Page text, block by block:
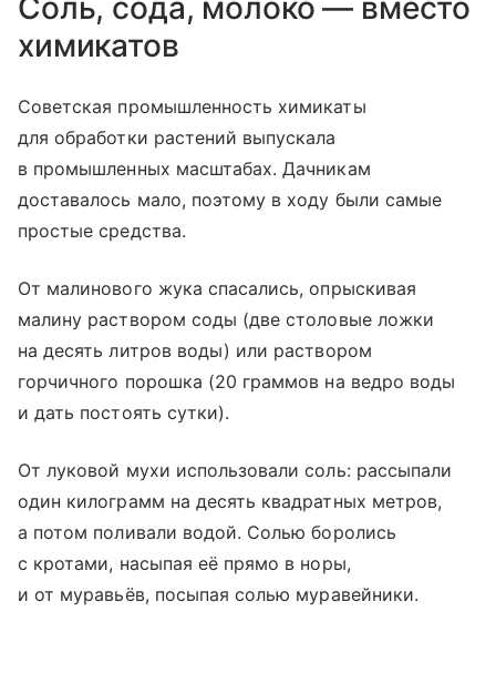
химикатов
Советская промышленность химикаты
для обработки растений выпускала
в промышленных масштабах. Дачникам
доставалось мало, поэтому в ходу были самые
простые средства.
От малинового жука спасались, опрыскивая
малину раствором соды (две столовые ложки
на десять литров воды) или раствором
горчичного порошка (20 граммов на ведро воды
и дать постоять сутки).
От луковой мухи использовали соль: рассыпали
один килограмм на десять квадратных метров,
а потом поливали водой. Солью боролись
с кротами, насыпая её прямо в норы,
и от муравьёв, посыпая солью муравейники.